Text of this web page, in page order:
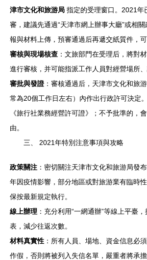
津市文化和旅游局 指定的受理窗口。2021年
審，建議先通過“天津市網上辦事大廳”或相
報與材料上傳，預審通過后再遞交紙質件，可
審核與現場核查 ：文旅部門在受理后，將對
進行審核，并可能指派工作人員對經營場所、
審批與發證：審核通過后，天津市文化和旅
常為20個工作日左右）內作出行政許可決定
《旅行社業務經營許可證》；不予批準的，
由。
三、 2021年特別注意事項與攻略
政策關注 ：密切關注天津市文化和旅游局發
年因疫情影響，部分地區或對旅游業有臨時
保按最新規定執行。
線上辦理 ：充分利用“一網通辦”等線上平臺
表，減少往返次數。
材料真實性 ：所有人員、場地、資金信息必
作假，否則將被列入失信名單，嚴重者將承擔